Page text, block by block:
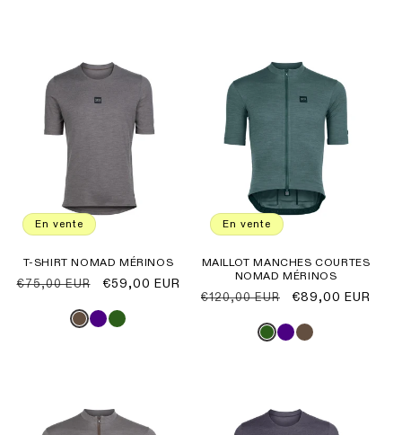
En vente
T-SHIRT NOMAD MÉRINOS
Prix
€75,00 EUR
Prix
€59,00 EUR
En vente
MAILLOT MANCHES COURTES
NOMAD MÉRINOS
Prix
€120,00 EUR
Prix
€89,00 EUR